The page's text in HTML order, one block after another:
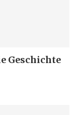
Geschichte